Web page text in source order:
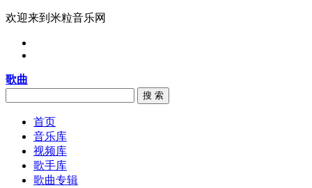
欢迎来到米粒音乐网
歌曲
搜 索
首页
音乐库
视频库
歌手库
歌曲专辑